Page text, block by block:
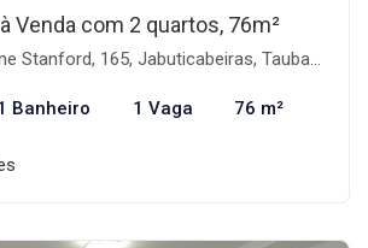
Venda com 2 quartos, 76m²
165, Jabuticabeiras, Taubaté/SP - Vila das Jabuticabeiras, Taubaté-SP
Banheiro 1 Vaga 76 m²